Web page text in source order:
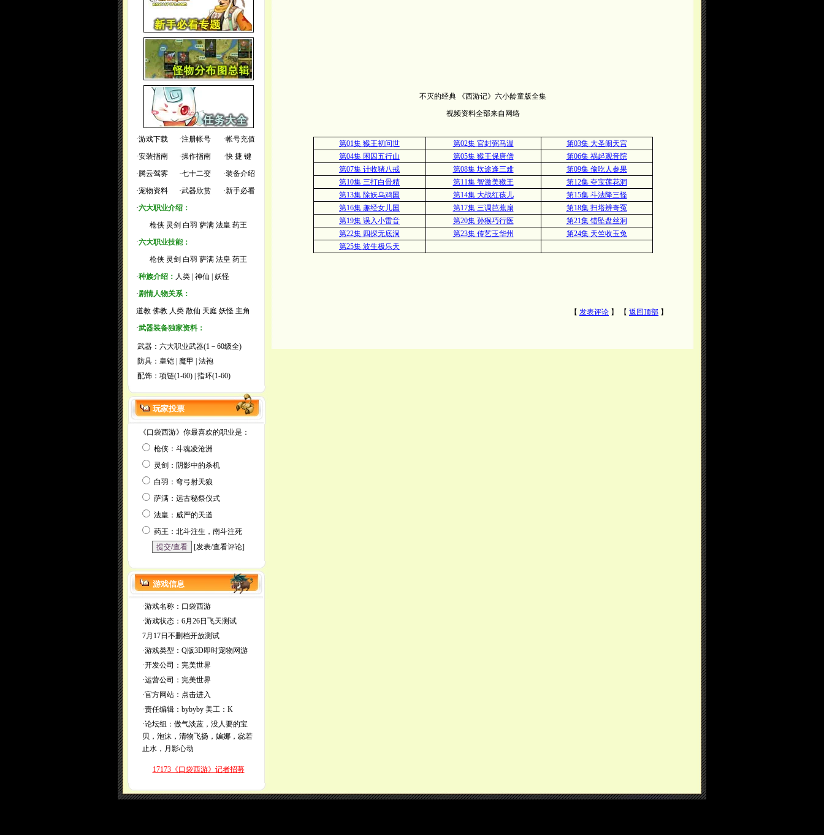
·游戏下载 ·注册帐号 ·帐号充值
·安装指南 ·操作指南 ·快 捷 键
·腾云驾雾 ·七十二变 ·装备介绍
·宠物资料 ·武器欣赏 ·新手必看
·六大职业介绍：
枪侠 灵剑 白羽 萨满 法皇 药王
·六大职业技能：
枪侠 灵剑 白羽 萨满 法皇 药王
·种族介绍： 人类 神仙
妖怪
·剧情人物关系：
道教 佛教 人类 散仙 天庭 妖怪 主角
·武器装备独家资料：
武器： 六大职业武器(1－60级全)
防具： 皇铠 魔甲
法袍
配饰： 项链(1-60) 指环(1-60)
玩家投票
《口袋西游》你最喜欢的职业是：
枪侠：斗魂凌沧洲
灵剑：阴影中的杀机
白羽：弯弓射天狼
萨满：远古秘祭仪式
法皇：威严的天道
药王：北斗注生，南斗注死
[发表/查看评论]
游戏信息
·游戏名称：口袋西游
·游戏状态：6月26日飞天测试
7月17日不删档开放测试
·游戏类型：Q版3D即时宠物网游
·开发公司：完美世界
·运营公司：完美世界
·官方网站： 点击进入
·责任编辑： bybyby美工：K
·论坛组：傲气淡蓝，没人要的宝
贝，泡沫，清物飞扬，媥娜，惢若
止水，月影心动
17173《口袋西游》记者招募
不灭的经典 《西游记》六小龄童版全集
视频资料全部来自网络
第01集 猴王初问世 第02集 官封弼马温
第03集 大圣闹天宫
第04集 困囚五行山
第05集 猴王保唐僧
第06集 祸起观音院
第07集 计收猪八戒
第08集 坎途逢三难
第09集 偷吃人参果
第10集 三打白骨精
第11集 智激美猴王
第12集 夺宝莲花洞
第13集 除妖乌鸡国
第14集 大战红孩儿
第15集 斗法降三怪
第16集 趣经女儿国
第17集 三调芭蕉扇
第18集 扫塔辨奇冤
第19集 误入小雷音
第20集 孙猴巧行医
第21集 错坠盘丝洞
第22集 四探无底洞
第23集 传艺玉华州
第24集 天竺收玉兔
第25集 波生极乐天
【 发表评论 】 【 返回顶部 】